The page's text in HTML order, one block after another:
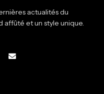
actualités du
et un style unique.